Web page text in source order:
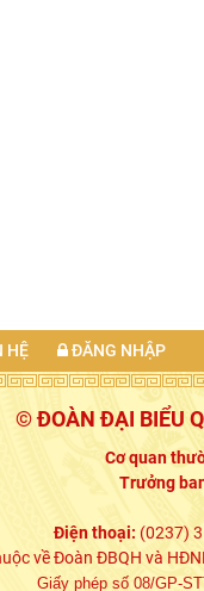
HỆ ĐĂNG NHẬP
© ĐOÀN ĐẠI BIỂU
Cơ quan
Trưởng
Điện thoại: (0237)
về Đoàn ĐBQH và
Giấy phép số 08/GP-